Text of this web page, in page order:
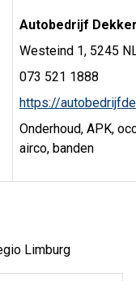
Autobedrijf
Westeind 1, 5245
073 521 1888
https://
Onderhoud, APK,
airco, banden
Limburg